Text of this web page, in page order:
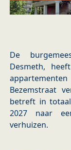
De
Desmeth,
Bezemstraat
betreft in
2027 naar
verhuizen.